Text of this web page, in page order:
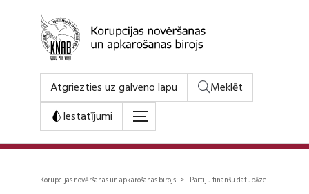
Atgriezties uz galveno lapu
Meklēt
Iestatījumi
Korupcijas novēršanas un apkarošanas birojs > Partiju finanšu datubāze